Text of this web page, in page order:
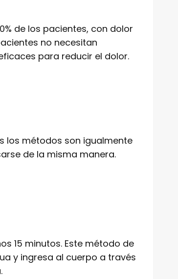
de los pacientes, con dolor
no necesitan
para reducir el dolor.
los métodos son igualmente
de la misma manera.
15 minutos. Este método de
y ingresa al cuerpo a través